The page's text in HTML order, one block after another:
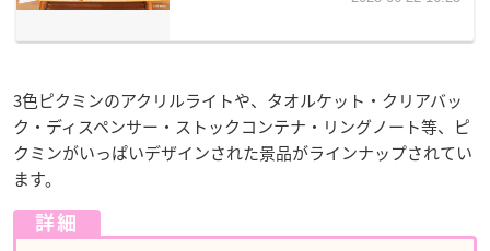
3色ピクミンのアクリルライトや、タオルケット・クリアバッ
ク・ディスペンサー・ストックコンテナ・リングノート等、ピ
クミンがいっぱいデザインされた景品がラインナップされてい
ます。
詳細